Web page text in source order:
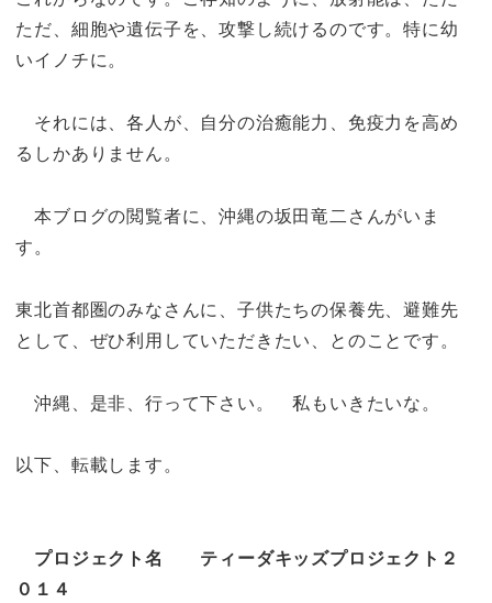
ただ、細胞や遺伝子を、攻撃し続けるのです。特に幼
いイノチに。
それには、各人が、自分の治癒能力、免疫力を高め
るしかありません。
本ブログの閲覧者に、沖縄の坂田竜二さんがいま
す。
東北首都圏のみなさんに、子供たちの保養先、避難先
として、ぜひ利用していただきたい、とのことです。
沖縄、是非、行って下さい。 私もいきたいな。
以下、転載します。
プロジェクト名 ティーダキッズプロジェクト２
０１４